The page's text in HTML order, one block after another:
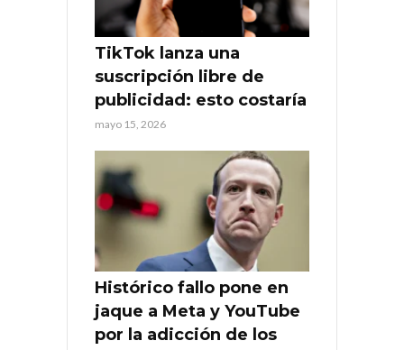
TikTok lanza una
suscripción libre de
publicidad: esto costaría
mayo 15, 2026
Histórico fallo pone en
jaque a Meta y YouTube
por la adicción de los